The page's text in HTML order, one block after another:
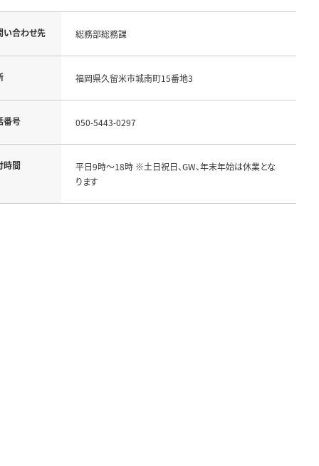
い合わせ先 総務部総務課
福岡県久留米市城南町15番地3
番号 050-5443-0297
時間
平日9時～18時 ※土日祝日、GW、年末年始は休業とな
ります